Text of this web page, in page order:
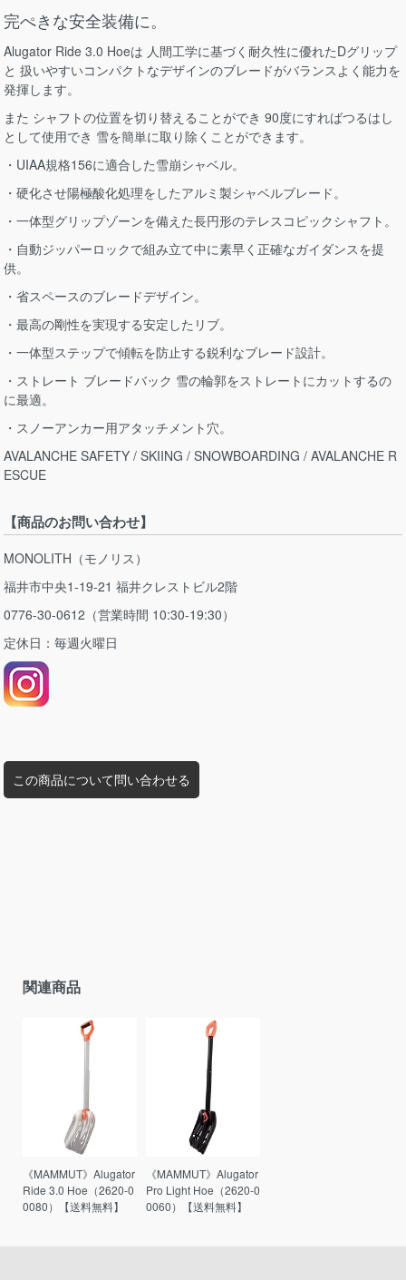
完ぺきな安全装備に。
Alugator Ride 3.0 Hoeは 人間工学に基づく耐久性に優れたDグリップ
と 扱いやすいコンパクトなデザインのブレードがバランスよく能力を
発揮します。
また シャフトの位置を切り替えることができ 90度にすればつるはし
として使用でき 雪を簡単に取り除くことができます。
・UIAA規格156に適合した雪崩シャベル。
・硬化させ陽極酸化処理をしたアルミ製シャベルブレード。
・一体型グリップゾーンを備えた長円形のテレスコピックシャフト。
・自動ジッパーロックで組み立て中に素早く正確なガイダンスを提
供。
・省スペースのブレードデザイン。
・最高の剛性を実現する安定したリブ。
・一体型ステップで傾転を防止する鋭利なブレード設計。
・ストレート ブレードバック 雪の輪郭をストレートにカットするの
に最適。
・スノーアンカー用アタッチメント穴。
AVALANCHE SAFETY / SKIING / SNOWBOARDING / AVALANCHE R
ESCUE
【商品のお問い合わせ】
MONOLITH（モノリス）
福井市中央1-19-21 福井クレストビル2階
0776-30-0612（営業時間 10:30-19:30）
定休日：毎週火曜日
この商品について問い合わせる
関連商品
《MAMMUT》Alugator
Ride 3.0 Hoe（2620-0
0080）【送料無料】
《MAMMUT》Alugator
Pro Light Hoe（2620-0
0060）【送料無料】